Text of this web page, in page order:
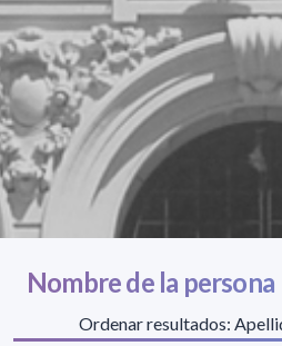
Nombre de la persona
Ordenar resultados: